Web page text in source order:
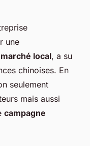
une
local, a su
chinoises. En
seulement
mais aussi
campagne